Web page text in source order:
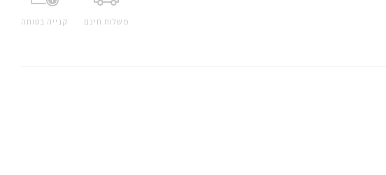
משלוח חינם קנייה בטוחה